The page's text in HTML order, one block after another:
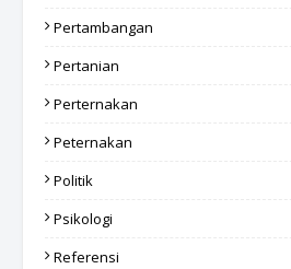
Pertambangan
Pertanian
Perternakan
Peternakan
Politik
Psikologi
Referensi